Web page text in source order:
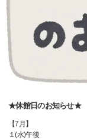
★休館日のお知らせ★
【7月】
１(水)午後